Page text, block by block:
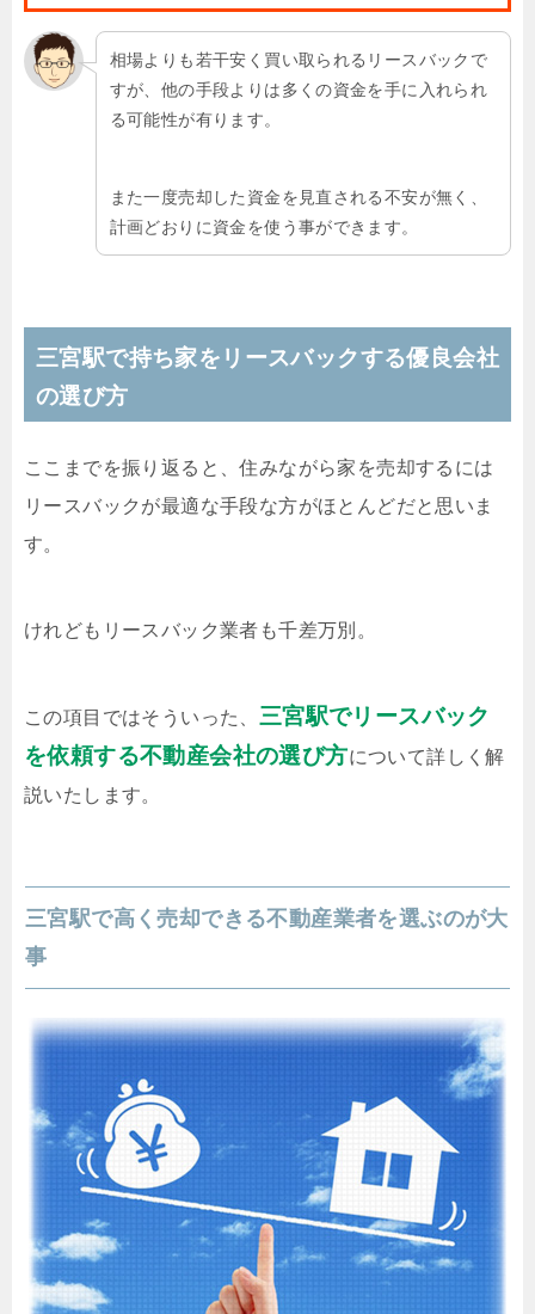
相場よりも若干安く買い取られるリースバックで
すが、他の手段よりは多くの資金を手に入れられ
る可能性が有ります。
また一度売却した資金を見直される不安が無く、
計画どおりに資金を使う事ができます。
三宮駅で持ち家をリースバックする優良会社
の選び方
ここまでを振り返ると、住みながら家を売却するには
リースバックが最適な手段な方がほとんどだと思いま
す。
けれどもリースバック業者も千差万別。
この項目ではそういった、 三宮駅でリースバック
を依頼する不動産会社の選び方について詳しく解
説いたします。
三宮駅で高く売却できる不動産業者を選ぶのが大
事